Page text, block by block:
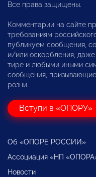
Все права защищены.
Комментарии на сайте
требованиям
публикуем сообщения,
и/или оскорбления, даже
тире и любыми иными
сообщения,
розни.
Вступи в «ОПОРУ»
Об «ОПОРЕ РОССИИ»
Ассоциация «НП
Новости